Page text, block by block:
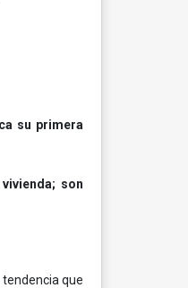
su primera
son
que